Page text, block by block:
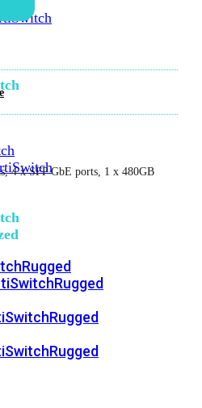
4 x SFP GbE ports, 1 x 480GB